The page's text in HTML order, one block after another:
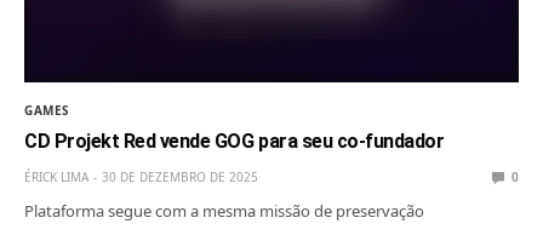
GAMES
CD Projekt Red vende GOG para seu co-fundador
ÉRICK LIMA 30 DE DEZEMBRO DE 2025 0
Plataforma segue com a mesma missão de preservação